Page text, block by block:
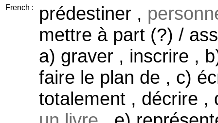
French :
prédestiner ,
mettre à part (?) /
a) graver , inscrire ,
faire le plan de , c)
totalement , décrire